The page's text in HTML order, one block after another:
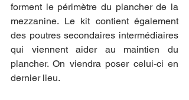
forment le périmètre du plancher de la
mezzanine. Le kit contient également
des poutres secondaires intermédiaires
qui viennent aider au maintien du
plancher. On viendra poser celui-ci en
dernier lieu.